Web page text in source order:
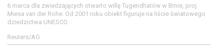
6 marca dla zwiedzających otwarto willę Tugendhatów w Brnie, proj.
Miesa van der Rohe. Od 2001 roku obiekt figuruje na liście światowego
dziedzictwa UNESCO.
Reuters/AG